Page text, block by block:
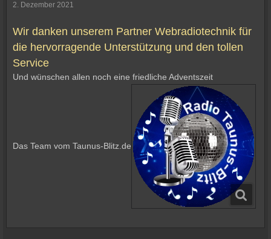
2. Dezember 2021
Wir danken unserem Partner Webradiotechnik für
die hervorragende Unterstützung und den tollen
Service
Und wünschen allen noch eine friedliche Adventszeit
Das Team vom Taunus-Blitz.de